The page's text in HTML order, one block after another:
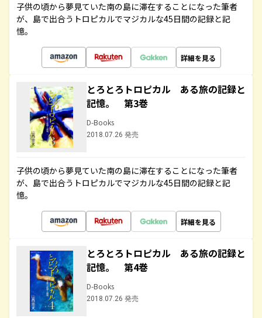
子供の頃から夢見ていた南の島に滞在することになった筆者
が、島で出合うトロピカルでマジカルな45日間の記録と記
憶。
詳細を見る
とろとろトロピカル ある旅の記録と
記憶。 第3巻
D-Books
2018.07.26 発売
子供の頃から夢見ていた南の島に滞在することになった筆者
が、島で出合うトロピカルでマジカルな45日間の記録と記
憶。
詳細を見る
とろとろトロピカル ある旅の記録と
記憶。 第4巻
D-Books
2018.07.26 発売